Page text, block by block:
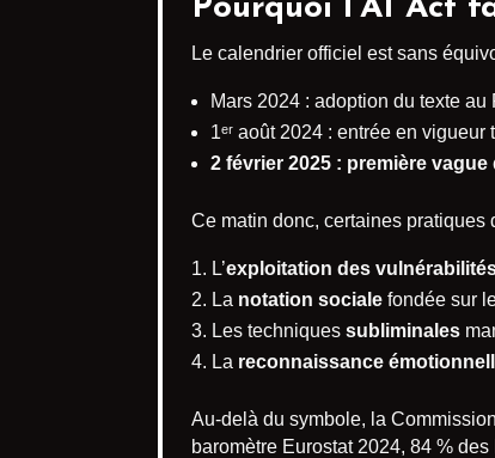
Pourquoi l’AI Act
Le calendrier officiel est sans
Mars 2024 : adoption du texte
1ᵉʳ août 2024 : entrée en vigueur
2 février 2025 : première
Ce matin donc, certaines pratiques
L’exploitation des
La notation sociale fondée sur
Les techniques subliminales
La reconnaissance
Au-delà du symbole, la
baromètre Eurostat 2024, 84 %